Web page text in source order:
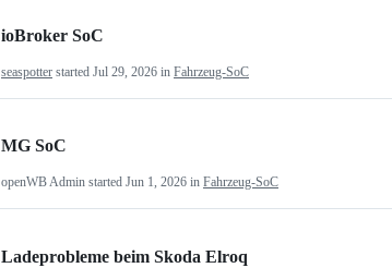
ioBroker SoC
seaspotter started Jul 29, 2026 in Fahrzeug-SoC
MG SoC
openWB Admin started Jun 1, 2026 in Fahrzeug-SoC
Ladeprobleme beim Skoda Elroq